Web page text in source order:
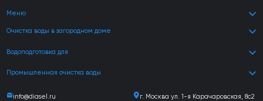
Меню
Очистка воды в загородном доме
Водоподготовка для
Промышленная очистка воды
info@diasel.ru г. Москва ул. 1-я Карачаровская, 8с2